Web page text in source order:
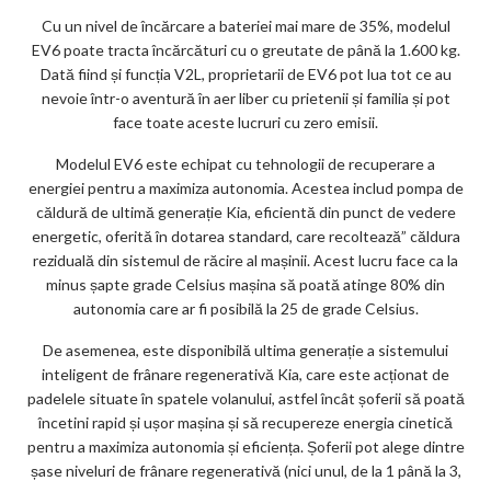
Cu un nivel de încărcare a bateriei mai mare de 35%, modelul
EV6 poate tracta încărcături cu o greutate de până la 1.600 kg.
Dată fiind și funcția V2L, proprietarii de EV6 pot lua tot ce au
nevoie într-o aventură în aer liber cu prietenii și familia și pot
face toate aceste lucruri cu zero emisii.
Modelul EV6 este echipat cu tehnologii de recuperare a
energiei pentru a maximiza autonomia. Acestea includ pompa de
căldură de ultimă generație Kia, eficientă din punct de vedere
energetic, oferită în dotarea standard, care recoltează” căldura
reziduală din sistemul de răcire al mașinii. Acest lucru face ca la
minus șapte grade Celsius mașina să poată atinge 80% din
autonomia care ar fi posibilă la 25 de grade Celsius.
De asemenea, este disponibilă ultima generație a sistemului
inteligent de frânare regenerativă Kia, care este acționat de
padelele situate în spatele volanului, astfel încât șoferii să poată
încetini rapid și ușor mașina și să recupereze energia cinetică
pentru a maximiza autonomia și eficiența. Șoferii pot alege dintre
șase niveluri de frânare regenerativă (nici unul, de la 1 până la 3,